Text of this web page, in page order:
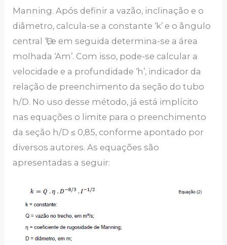
Manning. Após definir a vazão, inclinação e o
diâmetro, calcula-se a constante ‘k’ e o ângulo
central ‘Ө’, e em seguida determina-se a área
molhada ‘Am’. Com isso, pode-se calcular a
velocidade e a profundidade ‘h’, indicador da
relação de preenchimento da seção do tubo
h/D. No uso desse método, já está implícito
nas equações o limite para o preenchimento
da seção h/D ≤ 0,85, conforme apontado por
diversos autores. As equações são
apresentadas a seguir: